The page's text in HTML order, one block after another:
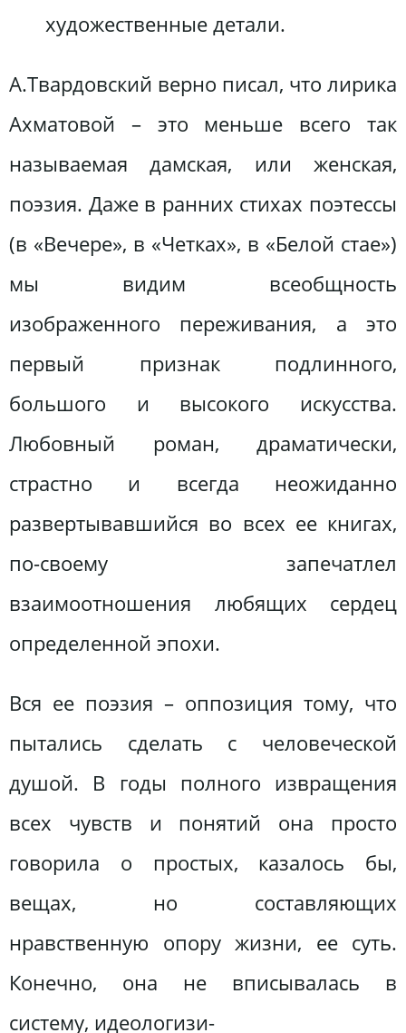
художественные детали.
А.Твардовский верно писал, что лирика
Ахматовой – это меньше всего так
называемая дамская, или женская,
поэзия. Даже в ранних стихах поэтессы
(в «Вечере», в «Четках», в «Белой стае»)
мы видим всеобщность
изображенного переживания, а это
первый признак подлинного,
большого и высокого искусства.
Любовный роман, драматически,
страстно и всегда неожиданно
развертывавшийся во всех ее книгах,
по-своему запечатлел
взаимоотношения любящих сердец
определенной эпохи.
Вся ее поэзия – оппозиция тому, что
пытались сделать с человеческой
душой. В годы полного извращения
всех чувств и понятий она просто
говорила о простых, казалось бы,
вещах, но составляющих
нравственную опору жизни, ее суть.
Конечно, она не вписывалась в
систему, идеологизи-